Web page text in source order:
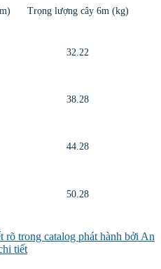
Trọng lượng cây 6m (kg)
32.22
38.28
44.28
50.28
rõ trong catalog phát hành bởi An
tiết